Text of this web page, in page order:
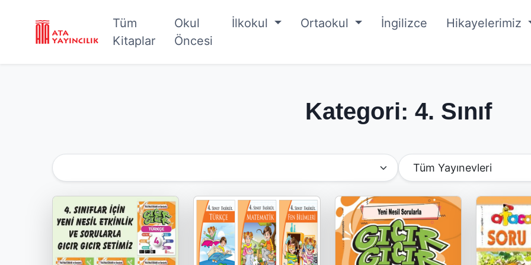
Tüm
Kitaplar
Okul
Öncesi
İlkokul Ortaokul İngilizce Hikayelerimiz
Kategori: 4. Sınıf
Kategoriye Göre Filtrele Yayınevine Göre Filtrele